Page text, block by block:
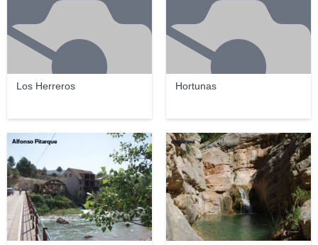
Los Herreros Hortunas
Alfonso Pitarque osgarsea